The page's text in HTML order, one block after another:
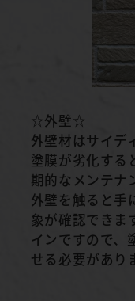
☆外壁☆
外壁材はサイデ
塗膜が劣化する
期的なメンテナ
外壁を触ると手
象が確認できま
インですので、
せる必要があり